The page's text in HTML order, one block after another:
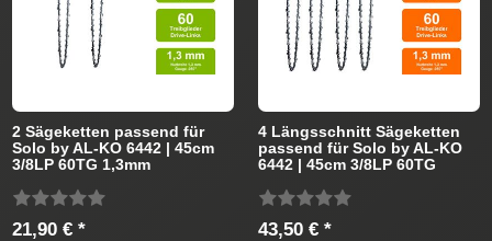
2 Sägeketten passend für
Solo by AL-KO 6442 | 45cm
3/8LP 60TG 1,3mm
21,90 € *
4 Längsschnitt Sägeketten
passend für Solo by AL-KO
6442 | 45cm 3/8LP 60TG
43,50 € *